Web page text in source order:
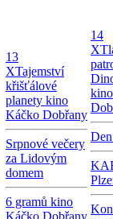
13
XTajemství
křišťálové
planety kino
Káčko Dobřany
Srpnové večery
za Lidovým
domem
6 gramů kino
14
X